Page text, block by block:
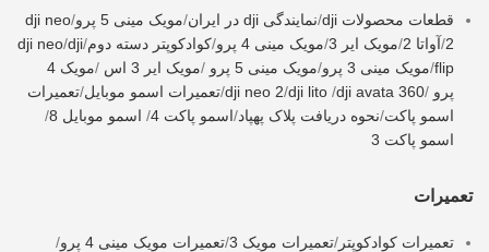
قطعات محصولات dji /نمایندگی dji در ایران /مویک مینی 5 پرو /
dji neo
2
/آواتا 2 /مویک ایر 3 /مویک مینی 4 پرو /کوادکوپتر دسته دوم/
dji neo/dji
flip
/مویک مینی 3 پرو /مویک مینی 5 پرو /مویک ایر 3 اس /
مویک 4
پرو /
dji neo 2/dji lito /dji avata 360
/تعمیرات اسمو موبایل/تعمیرات
اسمو پاکت/نحوه دریافت پلاک پهپاد/اسمو پاکت 4 / اسمو موبایل 8
/
اسمو پاکت 3
تعمیرات
تعمیرات کوادکوپتر /تعمیرات مویک 3 /تعمیرات مویک مینی 4 پرو
/